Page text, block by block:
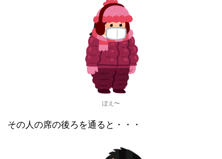
ぼえ〜
その人の席の後ろを通ると・・・